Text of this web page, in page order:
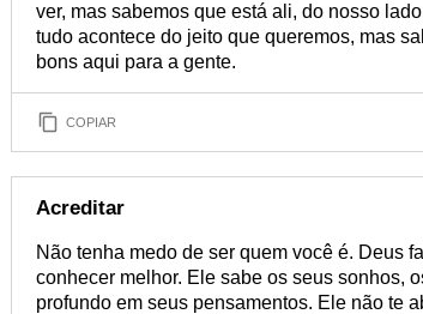
ver, mas sabemos que está ali, do nosso
tudo acontece do jeito que queremos, mas
bons aqui para a gente.
COPIAR
Acreditar
Não tenha medo de ser quem você é. Deus
conhecer melhor. Ele sabe os seus sonhos,
profundo em seus pensamentos. Ele não te